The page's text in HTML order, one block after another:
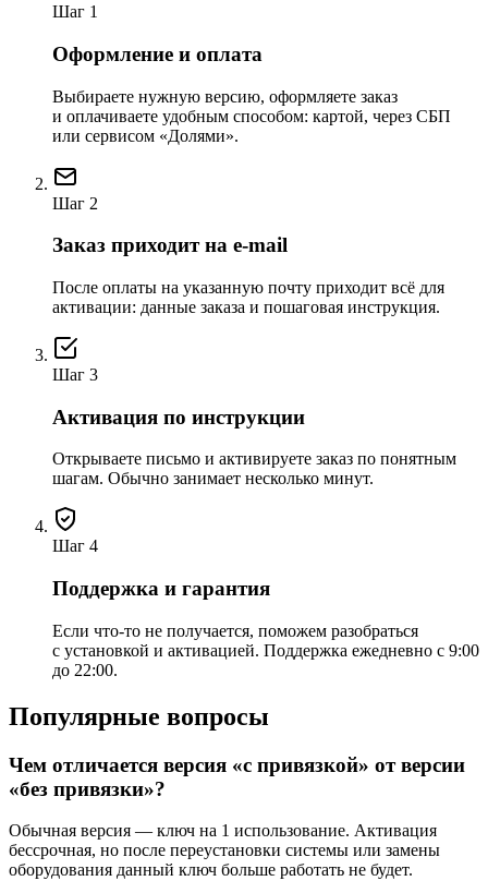
Шаг 1
Оформление и оплата
Выбираете нужную версию, оформляете заказ
и оплачиваете удобным способом: картой, через СБП
или сервисом «Долями».
Шаг 2
Заказ приходит на e-mail
После оплаты на указанную почту приходит всё для
активации: данные заказа и пошаговая инструкция.
Шаг 3
Активация по инструкции
Открываете письмо и активируете заказ по понятным
шагам. Обычно занимает несколько минут.
Шаг 4
Поддержка и гарантия
Если что-то не получается, поможем разобраться
с установкой и активацией. Поддержка ежедневно с 9:00
до 22:00.
Популярные вопросы
Чем отличается версия «с привязкой» от версии
«без привязки»?
Обычная версия — ключ на 1 использование. Активация
бессрочная, но после переустановки системы или замены
оборудования данный ключ больше работать не будет.